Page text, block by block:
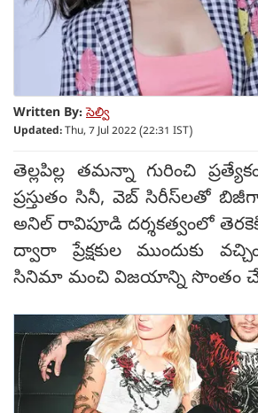
Written By: సెల్వి
Updated:Thu, 7 Jul 2022 (22:31 IST)
తెల్లపిల్ల తమన్నా గురించి
ప్రస్తుతం సినీ, వెబ్ సిరీస్‌లతో బిజీగా
అనిల్ రావిపూడి దర్శకత్వంలో
ద్వారా ప్రేక్షకుల ముందుకు
సినిమా మంచి విజయాన్ని సొంతం